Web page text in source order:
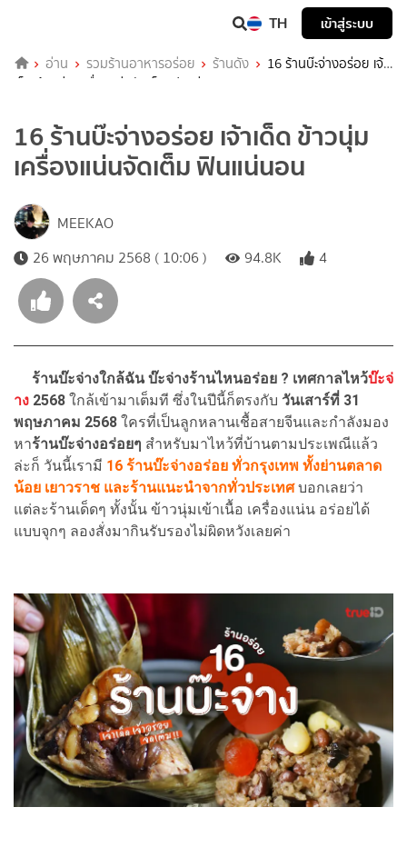
TH เข้าสู่ระบบ
อ่าน รวมร้านอาหารอร่อย ร้านดัง
16 ร้านบ๊ะจ่างอร่อย เจ้า
เด็ด ข้าวนุ่ม เครื่องแน่นจัดเต็ม ฟินแน่นอน
16 ร้านบ๊ะจ่างอร่อย เจ้าเด็ด ข้าวนุ่ม
เครื่องแน่นจัดเต็ม ฟินแน่นอน
MEEKAO
26 พฤษภาคม 2568 ( 10:06 )
94.8K 4
ร้านบ๊ะจ่างใกล้ฉัน บ๊ะจ่างร้านไหนอร่อย ? เทศกาลไหว้บ๊ะจ่
าง 2568 ใกล้เข้ามาเต็มที ซึ่งในปีนี้ก็ตรงกับ วันเสาร์ที่ 31
พฤษภาคม 2568 ใครที่เป็นลูกหลานเชื้อสายจีนและกำลังมอง
หาร้านบ๊ะจ่างอร่อยๆ สำหรับมาไหว้ที่บ้านตามประเพณีแล้ว
ล่ะก็ วันนี้เรามี 16 ร้านบ๊ะจ่างอร่อย ทั่วกรุงเทพ ทั้งย่านตลาด
น้อย เยาวราช และร้านแนะนำจากทั่วประเทศบอกเลยว่า
แต่ละร้านเด็ดๆ ทั้งนั้น ข้าวนุ่มเข้าเนื้อ เครื่องแน่น อร่อยได้
แบบจุกๆ ลองสั่งมากินรับรองไม่ผิดหวังเลยค่า